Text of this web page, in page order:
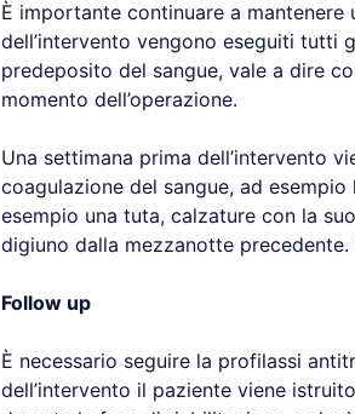
È importante continuare a
dell’intervento vengono eseguiti tutti
predeposito del sangue, vale a dire
momento dell’operazione.
Una settimana prima dell’intervento
coagulazione del sangue, ad
esempio una tuta, calzature con la
digiuno dalla mezzanotte
Follow up
È necessario seguire la profilassi
dell’intervento il paziente viene